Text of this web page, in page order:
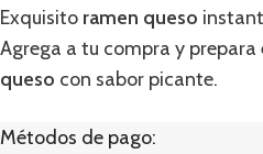
Exquisito ramen queso
Agrega a tu compra y prepara
queso con sabor picante.
Métodos de pago: